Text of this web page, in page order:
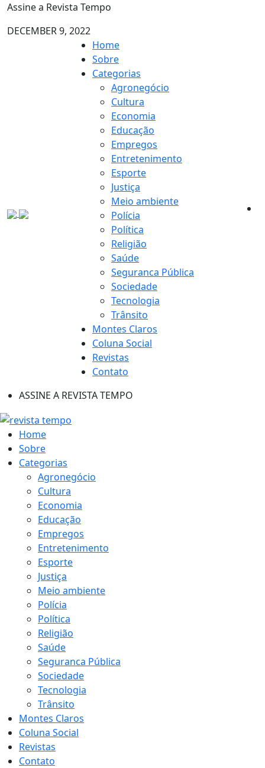
Assine a Revista Tempo
DECEMBER 9, 2022
Home
Sobre
Categorias
Agronegócio
Cultura
Economia
Educação
Empregos
Entretenimento
Esporte
Justiça
Meio ambiente
Polícia
Política
Religião
Saúde
Seguranca Pública
Sociedade
Tecnologia
Trânsito
Montes Claros
Coluna Social
Revistas
Contato
ASSINE A REVISTA TEMPO
Home
Sobre
Categorias
Agronegócio
Cultura
Economia
Educação
Empregos
Entretenimento
Esporte
Justiça
Meio ambiente
Polícia
Política
Religião
Saúde
Seguranca Pública
Sociedade
Tecnologia
Trânsito
Montes Claros
Coluna Social
Revistas
Contato